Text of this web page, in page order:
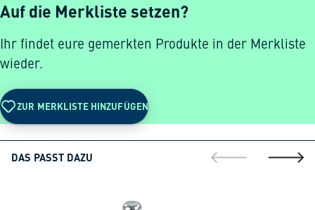
Auf die Merkliste setzen?
Ihr findet eure gemerkten Produkte in der Merkliste
wieder.
ZUR MERKLISTE HINZUFÜGEN
DAS PASST DAZU
gehe zur gehe